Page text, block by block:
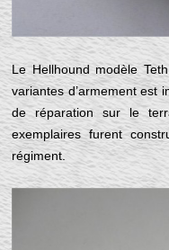
Le Hellhound modèle
variantes d’armement est
de réparation sur le
exemplaires furent
régiment.